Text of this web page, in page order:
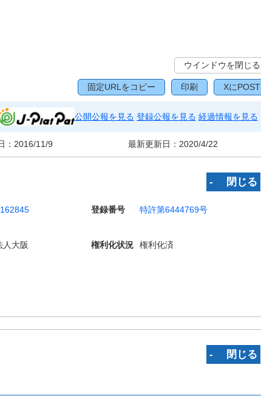
ウインドウを閉じる
固定URLをコピー 印刷 XにPOST
公開公報を見る 登録公報を見る 経過情報を見る
： 2016/11/9 最新更新日： 2020/4/22
‐ 閉じる
登録番号
特許第6444769号
人大阪 権利化状況
権利化済
‐ 閉じる